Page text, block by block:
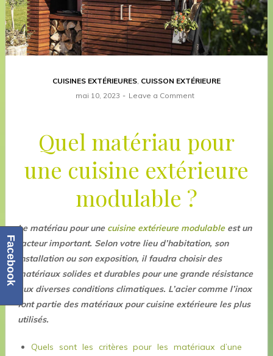
CUISINES EXTÉRIEURES, CUISSON EXTÉRIEURE
mai 10, 2023
Leave a Comment
Quel matériau pour
une cuisine extérieure
modulable ?
Le matériau pour une cuisine extérieure modulableest un
facteur important. Selon votre lieu d’habitation, son
installation ou son exposition, il faudra choisir des
matériaux solides et durables pour une grande résistance
aux diverses conditions climatiques. L’acier comme l’inox
font partie des matériaux pour cuisine extérieure les plus
utilisés.
Quels sont les critères pour les matériaux d’une
Facebook